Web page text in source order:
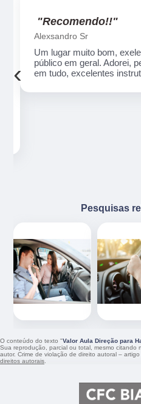
"Recomendo!!"
Alexsandro Sr
Um lugar muito bom,
público em geral. Adorei,
em tudo, excelentes
‹
Pesquisas
‹
O conteúdo do texto "Valor Aula Direção para
Sua reprodução, parcial ou total, mesmo citando
autor. Crime de violação de direito autoral –
direitos autorais